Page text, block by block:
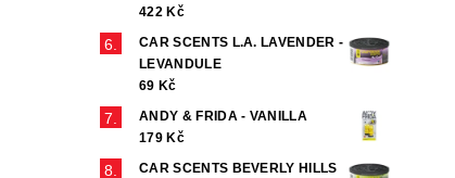
422 Kč
CAR SCENTS L.A. LAVENDER -
LEVANDULE
69 Kč
ANDY & FRIDA - VANILLA
179 Kč
CAR SCENTS BEVERLY HILLS